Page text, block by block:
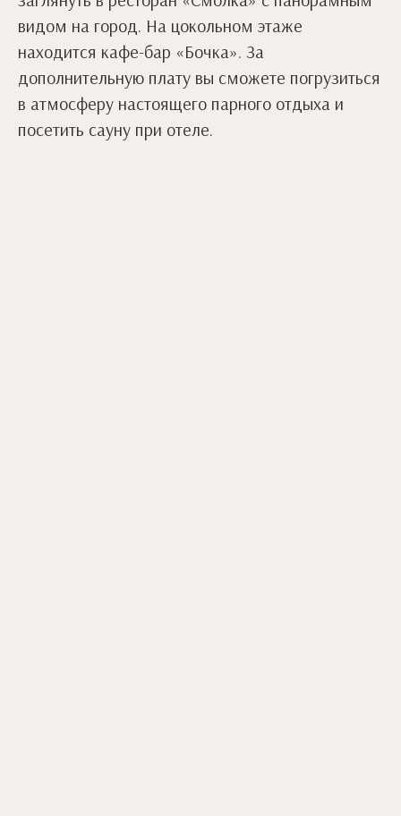
видом на город. На цокольном этаже
находится кафе-бар «Бочка». За
дополнительную плату вы сможете погрузиться
в атмосферу настоящего парного отдыха и
посетить сауну при отеле.